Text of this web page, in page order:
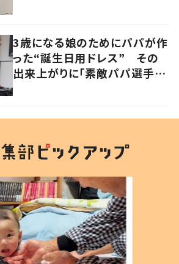
3歳になる娘のためにパパが作
った“誕生日用ドレス” その
出来上がりに「素敵パパ選手権